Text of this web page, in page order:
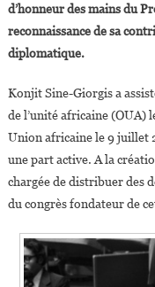
d’honneur des mains du
reconnaissance de sa
diplomatique.
Konjit Sine-Giorgis a
de l’unité africaine (OUA)
Union africaine le 9 juillet
une part active. A la
chargée de distribuer des
du congrès fondateur de